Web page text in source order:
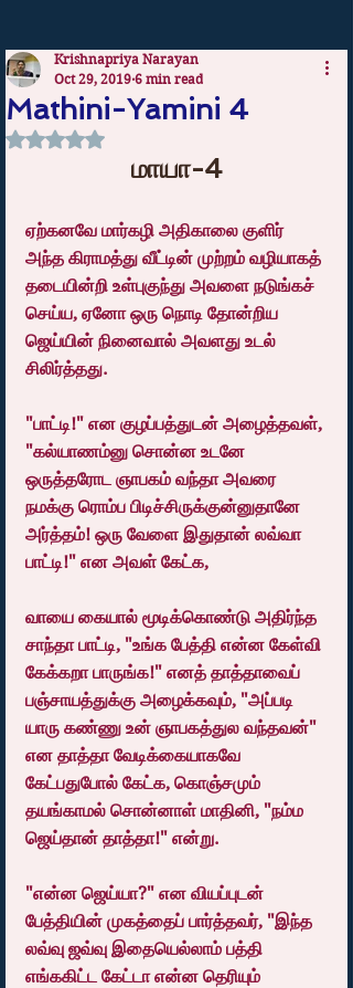
Mathini-Yamini 4
Krishnapriya Narayan
Oct 29, 2019 6 min read
Rated NaN out of 5 stars.
மாயா-4
ஏற்கனவே மார்கழி அதிகாலை குளிர்
அந்த கிராமத்து வீட்டின் முற்றம் வழியாகத்
தடையின்றி உள்புகுந்து அவளை நடுங்கச்
செய்ய, ஏனோ ஒரு நொடி தோன்றிய
ஜெய்யின் நினைவால் அவளது உடல்
சிலிர்த்தது.
"பாட்டி!" என குழப்பத்துடன் அழைத்தவள்,
"கல்யாணம்னு சொன்ன உடனே
ஒருத்தரோட ஞாபகம் வந்தா அவரை
நமக்கு ரொம்ப பிடிச்சிருக்குன்னுதானே
அர்த்தம்! ஒரு வேளை இதுதான் லவ்வா
பாட்டி!" என அவள் கேட்க,
வாயை கையால் மூடிக்கொண்டு அதிர்ந்த
சாந்தா பாட்டி, "உங்க பேத்தி என்ன கேள்வி
கேக்கறா பாருங்க!" எனத் தாத்தாவைப்
பஞ்சாயத்துக்கு அழைக்கவும், "அப்படி
யாரு கண்ணு உன் ஞாபகத்துல வந்தவன்"
என தாத்தா வேடிக்கையாகவே
கேட்பதுபோல் கேட்க, கொஞ்சமும்
தயங்காமல் சொன்னாள் மாதினி, "நம்ம
ஜெய்தான் தாத்தா!" என்று.
"என்ன ஜெய்யா?" என வியப்புடன்
பேத்தியின் முகத்தைப் பார்த்தவர், "இந்த
லவ்வு ஜவ்வு இதையெல்லாம் பத்தி
எங்ககிட்ட கேட்டா என்ன தெரியும்